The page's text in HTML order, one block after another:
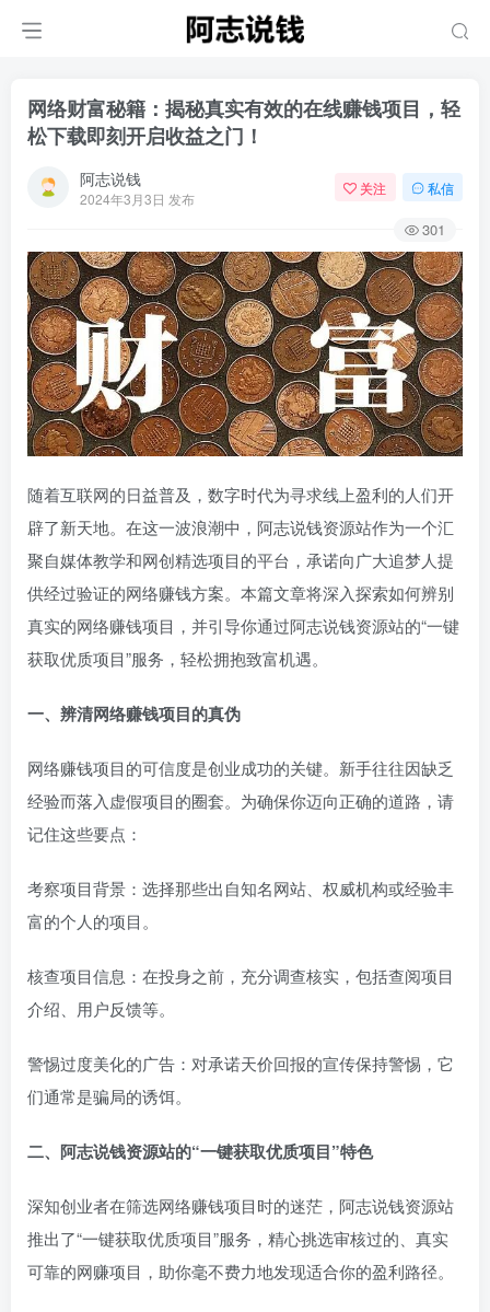
网络财富秘籍：揭秘真实有效的在线赚钱项目，轻
松下载即刻开启收益之门！
阿志说钱
2024年3月3日 发布
关注 私信
301
随着互联网的日益普及，数字时代为寻求线上盈利的人们开
辟了新天地。在这一波浪潮中，阿志说钱资源站作为一个汇
聚自媒体教学和网创精选项目的平台，承诺向广大追梦人提
供经过验证的网络赚钱方案。本篇文章将深入探索如何辨别
真实的网络赚钱项目，并引导你通过阿志说钱资源站的“一键
获取优质项目”服务，轻松拥抱致富机遇。
一、辨清网络赚钱项目的真伪
网络赚钱项目的可信度是创业成功的关键。新手往往因缺乏
经验而落入虚假项目的圈套。为确保你迈向正确的道路，请
记住这些要点：
考察项目背景：选择那些出自知名网站、权威机构或经验丰
富的个人的项目。
核查项目信息：在投身之前，充分调查核实，包括查阅项目
介绍、用户反馈等。
警惕过度美化的广告：对承诺天价回报的宣传保持警惕，它
们通常是骗局的诱饵。
二、阿志说钱资源站的“一键获取优质项目”特色
深知创业者在筛选网络赚钱项目时的迷茫，阿志说钱资源站
推出了“一键获取优质项目”服务，精心挑选审核过的、真实
可靠的网赚项目，助你毫不费力地发现适合你的盈利路径。